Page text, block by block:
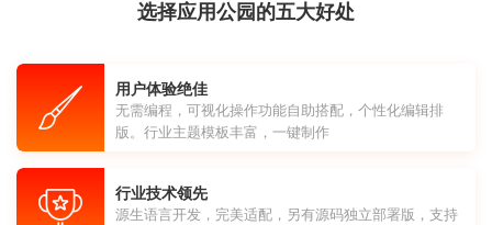
选择应用公园的五大好处
用户体验绝佳
无需编程，可视化操作功能自助搭配，个性化编辑排
版。行业主题模板丰富，一键制作
行业技术领先
源生语言开发，完美适配，另有源码独立部署版，支持